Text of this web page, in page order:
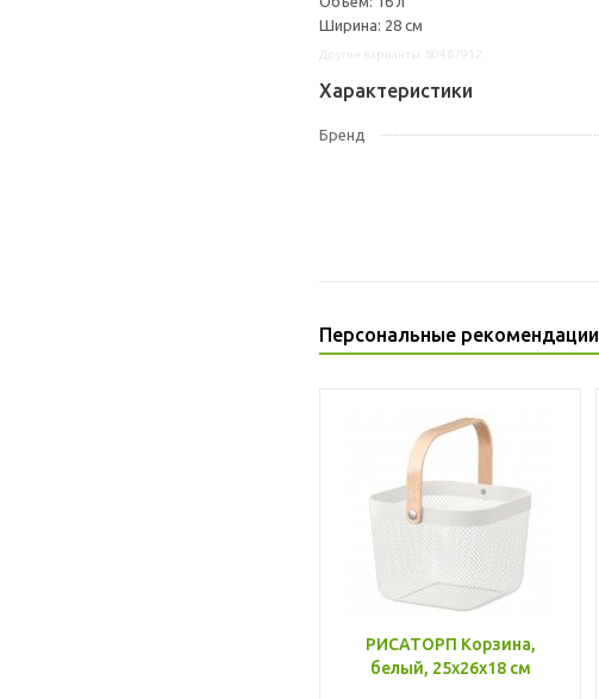
Ширина: 28 см
Характеристики
Бренд
Персональные рекомендации
РИСАТОРП Корзина,
белый, 25x26x18 см